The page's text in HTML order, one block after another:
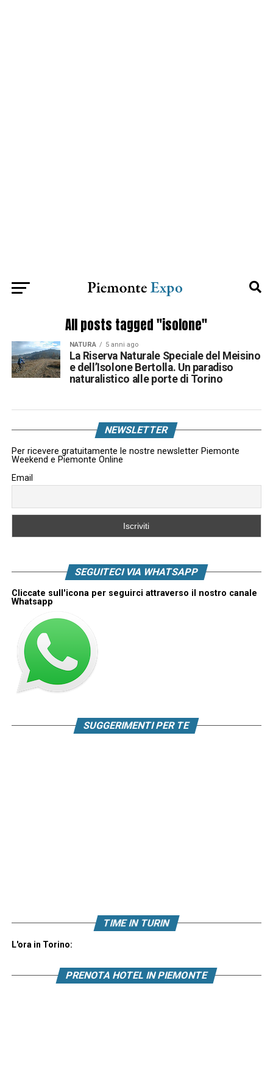
All posts tagged "isolone"
NATURA 5 anni ago
La Riserva Naturale Speciale del Meisino
e dell’Isolone Bertolla. Un paradiso
naturalistico alle porte di Torino
NEWSLETTER
Per ricevere gratuitamente le nostre newsletter Piemonte
Weekend e Piemonte Online
Email
SEGUITECI VIA WHATSAPP
Cliccate sull'icona per seguirci attraverso il nostro canale
Whatsapp
SUGGERIMENTI PER TE
TIME IN TURIN
L'ora in Torino:
PRENOTA HOTEL IN PIEMONTE